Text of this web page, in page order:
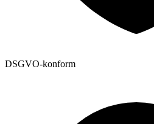
DSGVO-konform